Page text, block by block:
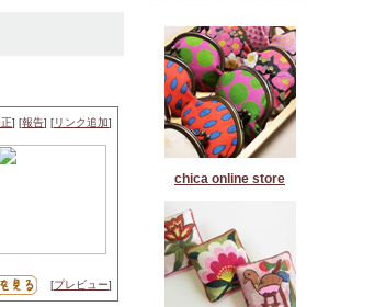
] [報告] [リンク追加]
[プレビュー]
chica online store